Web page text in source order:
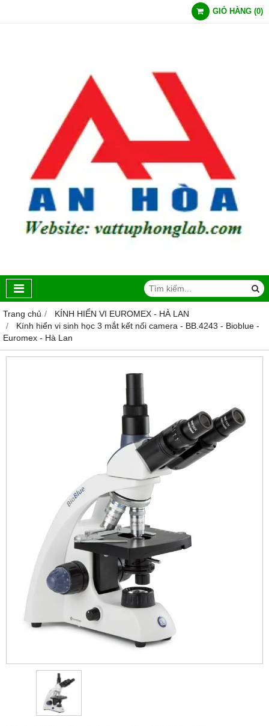
GIỎ HÀNG (0)
Trang chủ
KÍNH HIỂN VI EUROMEX - HÀ LAN
Kính hiển vi sinh học 3 mắt kết nối camera - BB.4243 - Bioblue -
Euromex - Hà Lan